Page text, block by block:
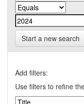
Start a new search
Add filters:
Use filters to refine